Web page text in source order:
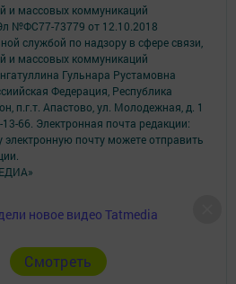
новое видео Tatmedia
Cмотреть
и массовых коммуникаций
№ФС77-73779 от 12.10.2018
службой по надзору в сфере связи,
и массовых коммуникаций
Гульнара Рустамовна
Федерация, Республика
п.г.т. Апастово, ул. Молодежная, д. 1
66. Электронная почта редакции:
электронную почту можете отправить
для персонализации сервисов и
отменить в настройках браузера.